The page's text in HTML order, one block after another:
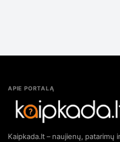
APIE PORTALĄ
Kaipkada.lt – naujienų, patarimų